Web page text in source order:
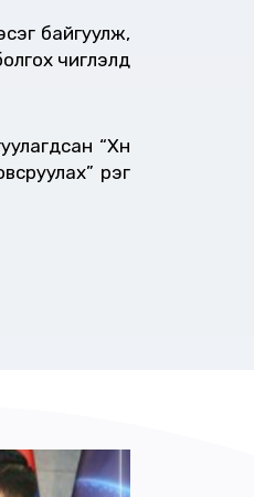
байгуулж,
чиглэлд
“Хүн
үүрэг